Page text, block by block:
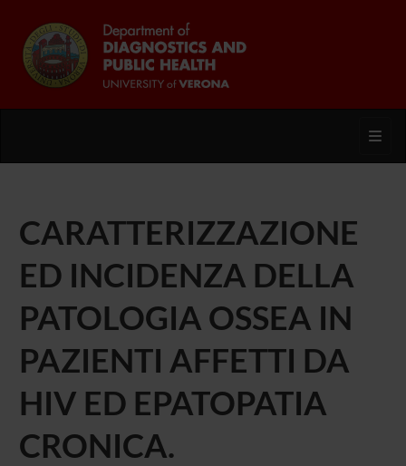
CARATTERIZZAZIONE
ED INCIDENZA DELLA
PATOLOGIA OSSEA IN
PAZIENTI AFFETTI DA
HIV ED EPATOPATIA
CRONICA.